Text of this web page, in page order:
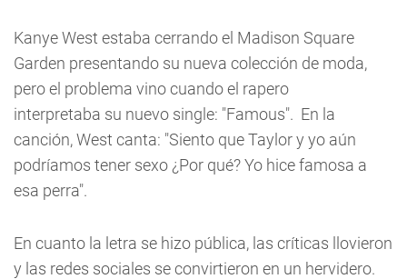
Kanye West estaba cerrando el Madison Square
Garden presentando su nueva colección de moda,
pero el problema vino cuando el rapero
interpretaba su nuevo single: "Famous". En la
canción, West canta: "Siento que Taylor y yo aún
podríamos tener sexo ¿Por qué? Yo hice famosa a
esa perra".
En cuanto la letra se hizo pública, las críticas llovieron
y las redes sociales se convirtieron en un hervidero.